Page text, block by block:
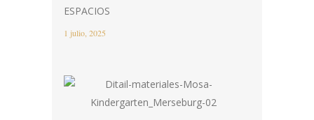
ESPACIOS
1 julio, 2025